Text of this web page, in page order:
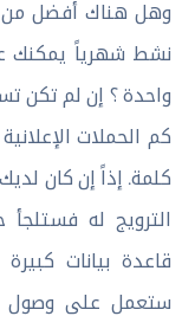
وهل هناك أفضل من
نشط شهرياً يمكنك
واحدة ؟ إن لم تكن
كم الحملات
كلمة. إذاً إن كان
الترويج له
قاعدة بيانات
ستعمل على وصول